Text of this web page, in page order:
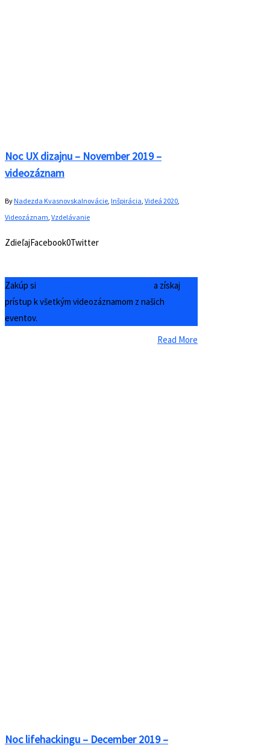
Noc UX dizajnu – November 2019 –
videozáznam
By Nadezda KvasnovskaInovácie Inšpirácia Videá 2020
Videozáznam Vzdelávanie
ZdieľajFacebook0Twitter
Zakúp si
a získaj
prístup k všetkým videozáznamom z našich
eventov.
Read More
Noc lifehackingu – December 2019 –